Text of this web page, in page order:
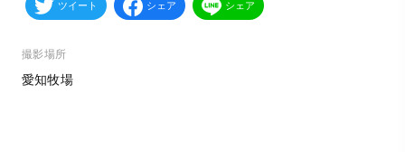
ツイート シェア シェア
撮影場所
愛知牧場